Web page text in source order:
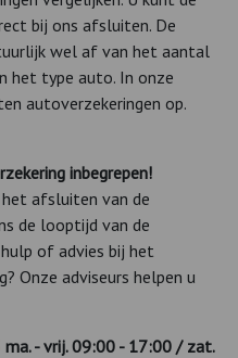
bij ons afsluiten. De
wel af van het aantal
het type auto. In onze
autoverzekeringen op.
inbegrepen!
afsluiten van de
de looptijd van de
of advies bij het
Onze adviseurs helpen u
ma. - vrij. 09:00 - 17:00 / zat.